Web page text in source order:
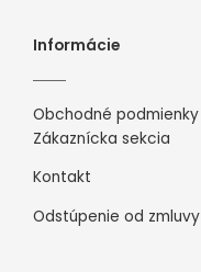
Informácie
Obchodné podmienky
Zákaznícka sekcia
Kontakt
Odstúpenie od zmluvy